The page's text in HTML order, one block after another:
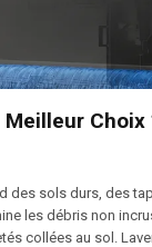
Choix
sols durs, des
les débris non
collées au sol.